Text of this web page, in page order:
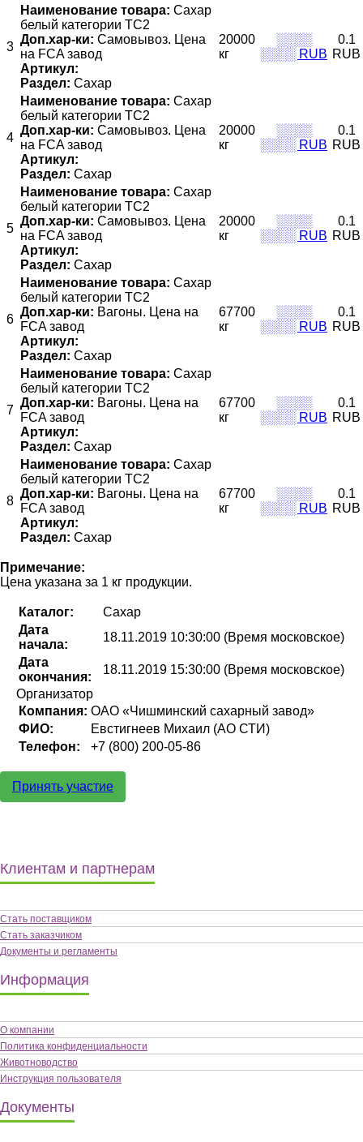
3
Наименование товара: Сахар
белый категории ТС2
Доп.хар-ки: Самовывоз. Цена
на FCA завод
Артикул:
Раздел: Сахар
20000
кг
░░░░
░░░░ RUB
0.1
RUB
4
Наименование товара: Сахар
белый категории ТС2
Доп.хар-ки: Самовывоз. Цена
на FCA завод
Артикул:
Раздел: Сахар
20000
кг
░░░░
░░░░ RUB
0.1
RUB
5
Наименование товара: Сахар
белый категории ТС2
Доп.хар-ки: Самовывоз. Цена
на FCA завод
Артикул:
Раздел: Сахар
20000
кг
░░░░
░░░░ RUB
0.1
RUB
6
Наименование товара: Сахар
белый категории ТС2
Доп.хар-ки: Вагоны. Цена на
FCA завод
Артикул:
Раздел: Сахар
67700
кг
░░░░
░░░░ RUB
0.1
RUB
7
Наименование товара: Сахар
белый категории ТС2
Доп.хар-ки: Вагоны. Цена на
FCA завод
Артикул:
Раздел: Сахар
67700
кг
░░░░
░░░░ RUB
0.1
RUB
8
Наименование товара: Сахар
белый категории ТС2
Доп.хар-ки: Вагоны. Цена на
FCA завод
Артикул:
Раздел: Сахар
67700
кг
░░░░
░░░░ RUB
0.1
RUB
Примечание:
Цена указана за 1 кг продукции.
Каталог:
Сахар
Дата
начала:
18.11.2019 10:30:00 (Время московское)
Дата
окончания:
18.11.2019 15:30:00 (Время московское)
Организатор
Компания: ОАО «Чишминский сахарный завод»
ФИО:
Евстигнеев Михаил (АО СТИ)
Телефон:
+7 (800) 200-05-86
Принять участие
Клиентам и партнерам
Стать поставщиком
Стать заказчиком
Документы и регламенты
Информация
О компании
Политика конфиденциальности
Животноводство
Инструкция пользователя
Документы